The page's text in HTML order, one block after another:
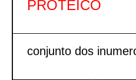
PROTÉICO
conjunto dos